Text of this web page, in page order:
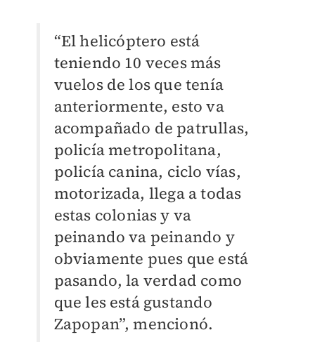
“El helicóptero está
teniendo 10 veces más
vuelos de los que tenía
anteriormente, esto va
acompañado de patrullas,
policía metropolitana,
policía canina, ciclo vías,
motorizada, llega a todas
estas colonias y va
peinando va peinando y
obviamente pues que está
pasando, la verdad como
que les está gustando
Zapopan”, mencionó.